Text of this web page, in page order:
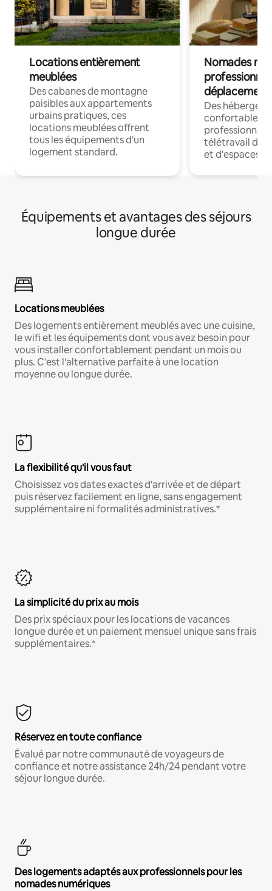
Locations entièrement
meublées
Des cabanes de montagne
paisibles aux appartements
urbains pratiques, ces
locations meublées offrent
tous les équipements d'un
logement standard.
Nomades
déplacement
Des
confortables
professionnels
télétravail
et d'espaces
Équipements et avantages des séjours
longue durée
Locations meublées
Des logements entièrement meublés avec une cuisine,
le wifi et les équipements dont vous avez besoin pour
vous installer confortablement pendant un mois ou
plus. C'est l'alternative parfaite à une location
moyenne ou longue durée.
La flexibilité qu'il vous faut
Choisissez vos dates exactes d'arrivée et de départ
puis réservez facilement en ligne, sans engagement
supplémentaire ni formalités administratives.*
La simplicité du prix au mois
Des prix spéciaux pour les locations de vacances
longue durée et un paiement mensuel unique sans frais
supplémentaires.*
Réservez en toute confiance
Évalué par notre communauté de voyageurs de
confiance et notre assistance 24h/24 pendant votre
séjour longue durée.
Des logements adaptés aux professionnels pour les
nomades numériques